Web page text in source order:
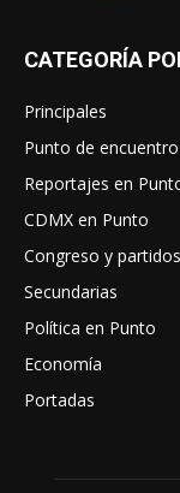
CATEGORÍA
Principales
Punto de encuentro
Reportajes en
CDMX en Punto
Congreso y partidos
Secundarias
Política en Punto
Economía
Portadas